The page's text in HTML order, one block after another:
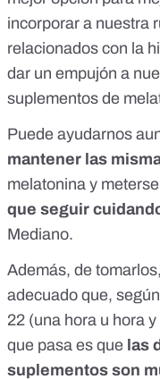
incorporar a nuestra
relacionados con la
dar un empujón a
suplementos de
Puede ayudarnos
mantener las
melatonina y
que seguir
Mediano.
Además, de
adecuado que,
22 (una hora u hora
que pasa es que las
suplementos son